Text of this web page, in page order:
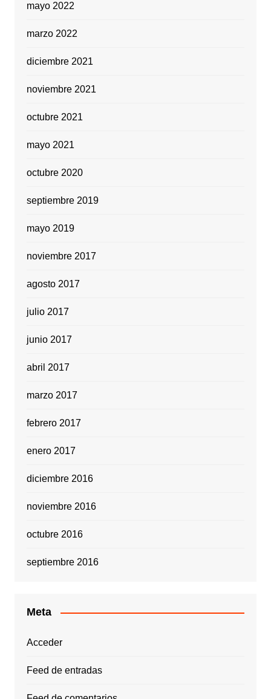
mayo 2022
marzo 2022
diciembre 2021
noviembre 2021
octubre 2021
mayo 2021
octubre 2020
septiembre 2019
mayo 2019
noviembre 2017
agosto 2017
julio 2017
junio 2017
abril 2017
marzo 2017
febrero 2017
enero 2017
diciembre 2016
noviembre 2016
octubre 2016
septiembre 2016
Meta
Acceder
Feed de entradas